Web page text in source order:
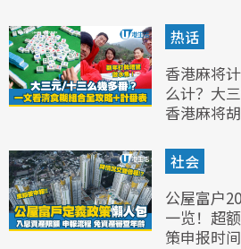
热话
香港麻将
么计？大
香港麻将
社会
公屋富户
一览！超
策申报时